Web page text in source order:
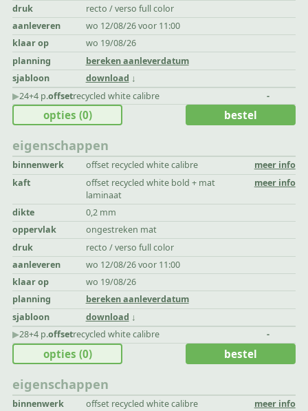
druk
recto / verso full color
aanleveren
wo 12/08/26 voor 11:00
klaar op
wo 19/08/26
planning
bereken aanleverdatum
sjabloon
download
▶︎24+4 p.offsetrecycled white calibre -
eigenschappen
binnenwerk offset recycled white calibre
meer info
kaft
offset recycled white bold + mat
laminaat
meer info
dikte
0,2 mm
oppervlak
ongestreken mat
druk
recto / verso full color
aanleveren
wo 12/08/26 voor 11:00
klaar op
wo 19/08/26
planning
bereken aanleverdatum
sjabloon
download
opties (0) bestel
▶︎28+4 p.offsetrecycled white calibre -
eigenschappen
binnenwerk offset recycled white calibre
meer info
opties (0) bestel